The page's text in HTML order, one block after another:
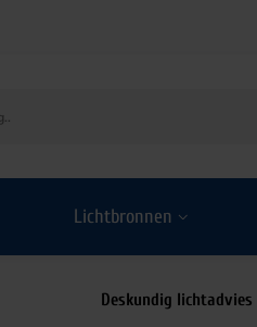
Lichtbronnen
Deskundig lichtadvies